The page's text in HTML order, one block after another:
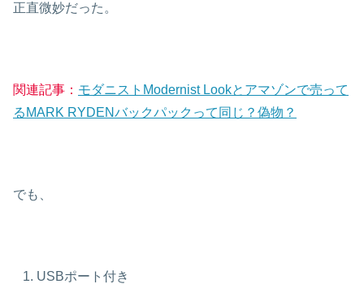
正直微妙だった。
関連記事： モダニストModernist Lookとアマゾンで売って
るMARK RYDENバックパックって同じ？偽物？
でも、
USBポート付き